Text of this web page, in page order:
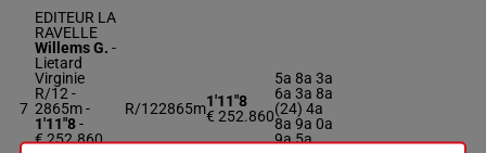
7
EDITEUR LA
RAVELLE
Willems G. -
Lietard
Virginie
R/12 -
2865m-
1'11"8-
€ 252.860
R/122865m1'11"8
€ 252.860
5a 8a 3a
6a 3a 8a
(24) 4a
8a 9a 0a
9a 5a